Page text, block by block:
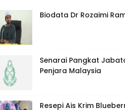
Biodata Dr Rozaimi
Senarai Pangkat
Penjara Malaysia
Resepi Ais Krim